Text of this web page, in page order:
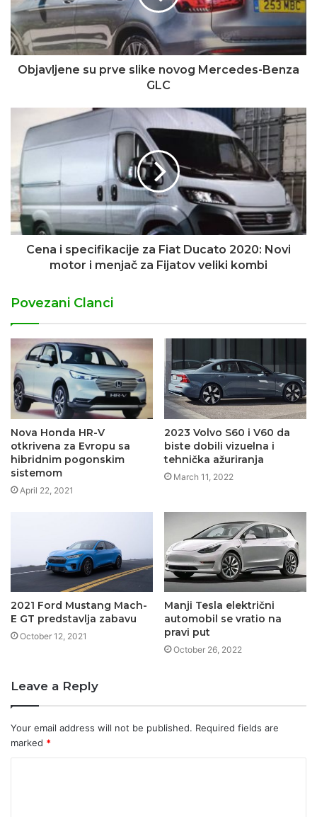
Objavljene su prve slike novog Mercedes-Benza
GLC
Cena i specifikacije za Fiat Ducato 2020: Novi
motor i menjač za Fijatov veliki kombi
Povezani Clanci
Nova Honda HR-V
otkrivena za Evropu sa
hibridnim pogonskim
sistemom
April 22, 2021
2023 Volvo S60 i V60 da
biste dobili vizuelna i
tehnička ažuriranja
March 11, 2022
2021 Ford Mustang Mach-
E GT predstavlja zabavu
October 12, 2021
Manji Tesla električni
automobil se vratio na
pravi put
October 26, 2022
Leave a Reply
Your email address will not be published. Required fields are
marked *